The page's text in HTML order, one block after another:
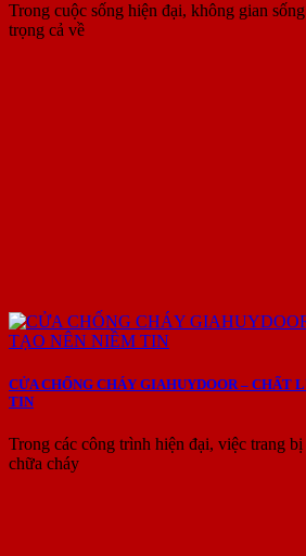
Trong cuộc sống hiện đại, không gian
trọng cả về
CỬA CHỐNG CHÁY GIAHUYDOOR – CHẤT
TIN
Trong các công trình hiện đại, việc trang
chữa cháy